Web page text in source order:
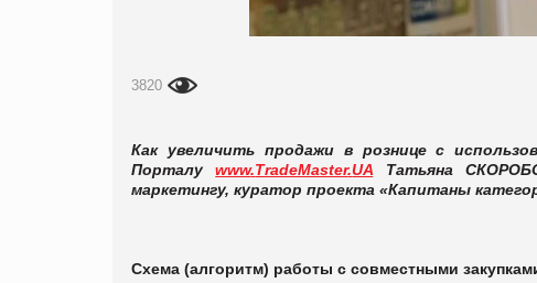
3820
Как увеличить продажи в рознице с
Порталуwww.TradeMaster.UA Татьяна
маркетингу, куратор проекта «Капитаны
Cхема (алгоритм) работы с совместными